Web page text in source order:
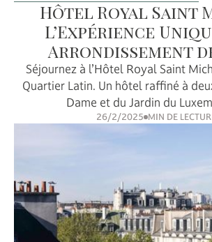
Hôtel Royal Saint
L’Expérience
Arrondissement
Séjournez à l’Hôtel Royal Saint
Quartier Latin. Un hôtel raffiné à
Dame et du Jardin du
26/2/2025 MIN DE